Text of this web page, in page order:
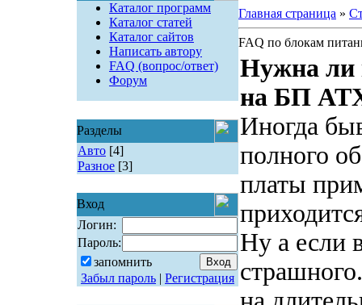
Каталог программ
Каталог статей
Каталог сайтов
Написать автору
FAQ (вопрос/ответ)
Форум
Разделы
Авто [4]
Разное [3]
Вход
Логин:
Пароль:
запомнить
Забыл пароль| Регистрация
Главная страница »
FAQ по блокам
Нужна ли
на БП
Иногда
полного
платы
Ну а если